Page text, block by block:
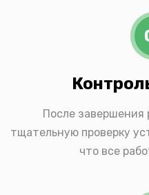
После
тщательную проверку
что все